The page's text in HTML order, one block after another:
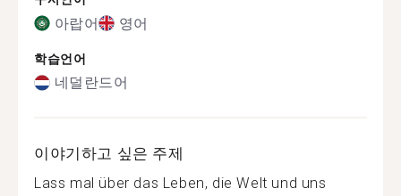
아랍어 영어
학습언어
네덜란드어
이야기하고 싶은 주제
Lass mal über das Leben, die Welt und uns